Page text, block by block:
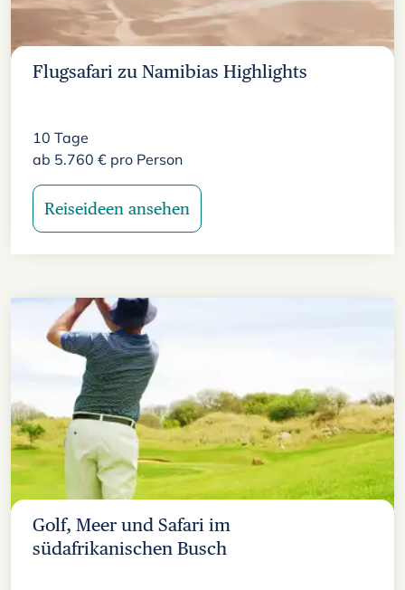
Flugsafari zu Namibias Highlights
10 Tage
ab 5.760 € pro Person
Reiseideen ansehen
Golf, Meer und Safari im
südafrikanischen Busch